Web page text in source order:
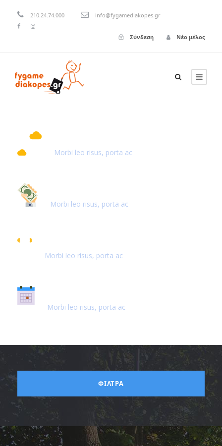
210.24.74.000 info@fygamediakopes.gr
Σύνδεση Νέο μέλος
Morbi leo risus, porta ac
Morbi leo risus, porta ac
Morbi leo risus, porta ac
Morbi leo risus, porta ac